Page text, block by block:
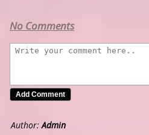
No Comments
Author:Admin